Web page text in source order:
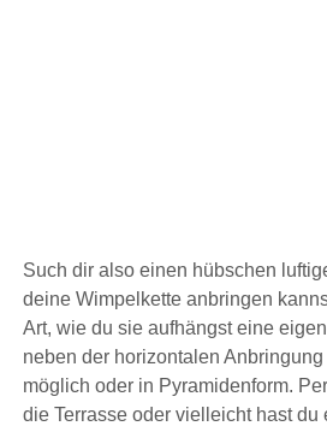
Such dir also einen hübschen
deine Wimpelkette anbringen
Art, wie du sie aufhängst eine
neben der horizontalen
möglich oder in Pyramidenform.
die Terrasse oder vielleicht hast du